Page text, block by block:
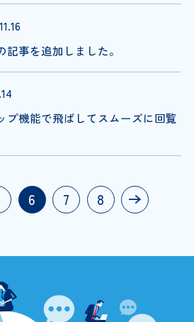
記事を追加しました。
プ機能で飛ばしてスムーズに回覧
6 7 8